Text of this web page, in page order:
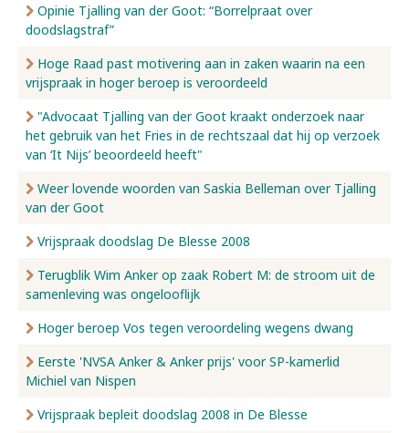
Opinie Tjalling van der Goot: “Borrelpraat over
doodslagstraf”
Hoge Raad past motivering aan in zaken waarin na een
vrijspraak in hoger beroep is veroordeeld
"Advocaat Tjalling van der Goot kraakt onderzoek naar
het gebruik van het Fries in de rechtszaal dat hij op verzoek
van ‘It Nijs’ beoordeeld heeft"
Weer lovende woorden van Saskia Belleman over Tjalling
van der Goot
Vrijspraak doodslag De Blesse 2008
Terugblik Wim Anker op zaak Robert M: de stroom uit de
samenleving was ongelooflijk
Hoger beroep Vos tegen veroordeling wegens dwang
Eerste 'NVSA Anker & Anker prijs' voor SP-kamerlid
Michiel van Nispen
Vrijspraak bepleit doodslag 2008 in De Blesse